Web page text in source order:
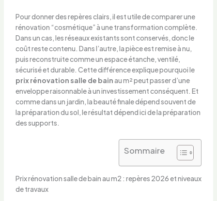
Pour donner des repères clairs, il est utile de comparer une
rénovation “cosmétique” à une transformation complète.
Dans un cas, les réseaux existants sont conservés, donc le
coût reste contenu. Dans l’autre, la pièce est remise à nu,
puis reconstruite comme un espace étanche, ventilé,
sécurisé et durable. Cette différence explique pourquoi le
prix rénovation salle de bainau m² peut passer d’une
enveloppe raisonnable à un investissement conséquent. Et
comme dans un jardin, la beauté finale dépend souvent de
la préparation du sol, le résultat dépend ici de la préparation
des supports.
Sommaire
Prix rénovation salle de bain au m2 : repères 2026 et niveaux
de travaux